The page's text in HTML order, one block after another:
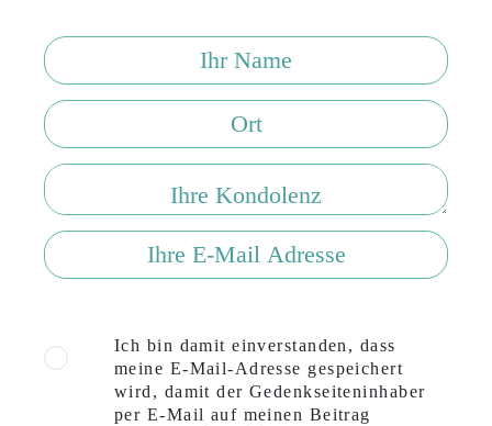
Ich bin damit einverstanden, dass
meine E-Mail-Adresse gespeichert
wird, damit der Gedenkseiteninhaber
per E-Mail auf meinen Beitrag